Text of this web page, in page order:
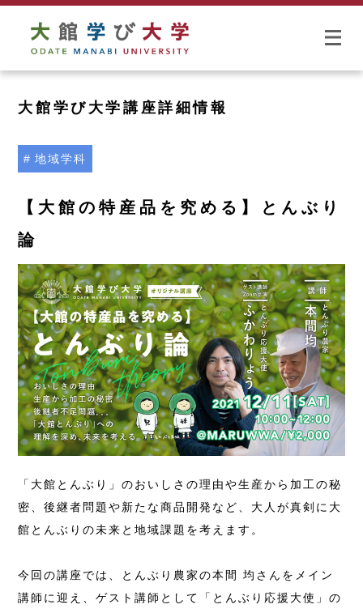
大館学び大学講座詳細情報
地域学科
【大館の特産品を究める】とんぶり
論
「大館とんぶり」のおいしさの理由や生産から加工の秘
密、後継者問題や新たな商品開発など、大人が真剣に大
館とんぶりの未来と地域課題を考えます。
今回の講座では、とんぶり農家の本間 均さんをメイン
講師に迎え、ゲスト講師として「とんぶり応援大使」の